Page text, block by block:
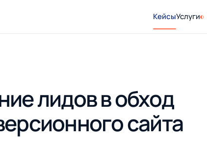
КейсыУслуги
лидов в обход
сайта